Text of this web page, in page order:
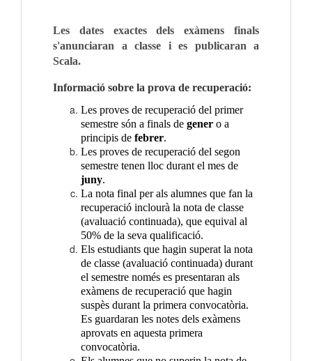
Les dates exactes dels exàmens finals
s'anunciaran a classe i es publicaran a
Scala.
Informació sobre la prova de recuperació:
Les proves de recuperació del primer
semestre són a finals de gener o a
principis de febrer.
Les proves de recuperació del segon
semestre tenen lloc durant el mes de
juny.
La nota final per als alumnes que fan la
recuperació inclourà la nota de classe
(avaluació continuada), que equival al
50% de la seva qualificació.
Els estudiants que hagin superat la nota
de classe (avaluació continuada) durant
el semestre només es presentaran als
exàmens de recuperació que hagin
suspès durant la primera convocatòria.
Es guardaran les notes dels exàmens
aprovats en aquesta primera
convocatòria.